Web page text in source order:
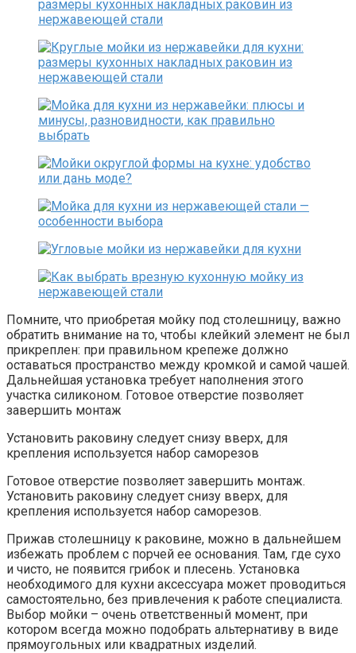
Помните, что приобретая мойку под столешницу, важно
обратить внимание на то, чтобы клейкий элемент не был
прикреплен: при правильном крепеже должно
оставаться пространство между кромкой и самой чашей.
Дальнейшая установка требует наполнения этого
участка силиконом. Готовое отверстие позволяет
завершить монтаж
Установить раковину следует снизу вверх, для
крепления используется набор саморезов
Готовое отверстие позволяет завершить монтаж.
Установить раковину следует снизу вверх, для
крепления используется набор саморезов.
Прижав столешницу к раковине, можно в дальнейшем
избежать проблем с порчей ее основания. Там, где сухо
и чисто, не появится грибок и плесень. Установка
необходимого для кухни аксессуара может проводиться
самостоятельно, без привлечения к работе специалиста.
Выбор мойки – очень ответственный момент, при
котором всегда можно подобрать альтернативу в виде
прямоугольных или квадратных изделий.